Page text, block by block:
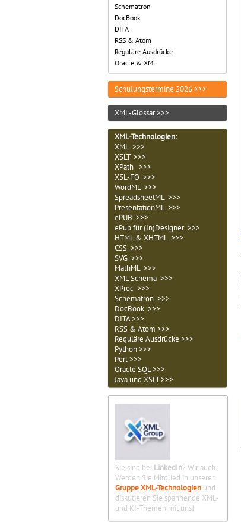
Schematron
DocBook
DITA
RSS & Atom
Reguläre Ausdrücke
Oracle & XML
Schulungstermine 2026 >>>
XML-Glossar >>>
XML-Technologien:
XML >>>
XSLT >>>
XPath >>>
XSL-FO >>>
WordML >>>
SpreadsheetML >>>
PresentationML >>>
ePUB >>>
ePub für (In)Designer >>>
HTML & XHTML >>>
CSS >>>
SVG >>>
MathML >>>
XML Schema >>>
XProc >>>
Schematron >>>
DocBook >>>
DITA >>>
RSS & Atom >>>
Reguläre Ausdrücke >>>
Python >>>
Perl >>>
Oracle SQL >>>
Java und XSLT >>>
Sie sind bei LinkedIn? Wir auch.
Werden Sie Mitglied in unserer
Gruppe XML-Technologien und
diskutieren Sie spannende XML-
und KI-Themen mit uns!